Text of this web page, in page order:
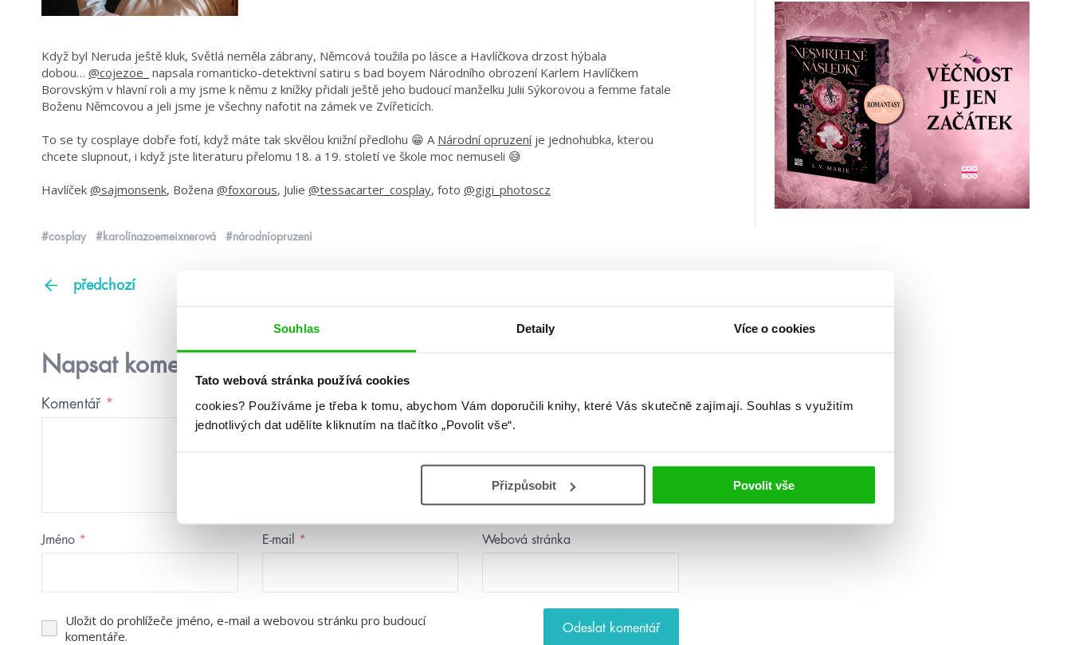
Souhlas Detaily Více o cookies
Tato webová stránka používá cookies
cookies? Používáme je třeba k tomu, abychom Vám doporučili knihy, které Vás skutečně zajímají. Souhlas s využitím
jednotlivých dat udělíte kliknutím na tlačítko „Povolit vše“.
Přizpůsobit Povolit vše
Když byl Neruda ještě kluk, Světlá neměla zábrany, Němcová toužila po lásce a Havlíčkova drzost hýbala
dobou… @cojezoe_ napsala romanticko-detektivní satiru s bad boyem Národního obrození Karlem Havlíčkem
Borovským v hlavní roli a my jsme k němu z knížky přidali ještě jeho budoucí manželku Julii Sýkorovou a femme fatale
Boženu Němcovou a jeli jsme je všechny nafotit na zámek ve Zvířeticích.
To se ty cosplaye dobře fotí, když máte tak skvělou knižní předlohu 😁 A Národní opruzeníje jednohubka, kterou
chcete slupnout, i když jste literaturu přelomu 18. a 19. století ve škole moc nemuseli 😅
Havlíček @sajmonsenk, Božena @foxorous, Julie @tessacarter_cosplay, foto @gigi_photoscz
#cosplay #karolínazoemeixnerová #národníopruzení
předchozí
Napsat komentář
Komentář *
Jméno * E-mail * Webová stránka
Uložit do prohlížeče jméno, e-mail a webovou stránku pro budoucí
komentáře.